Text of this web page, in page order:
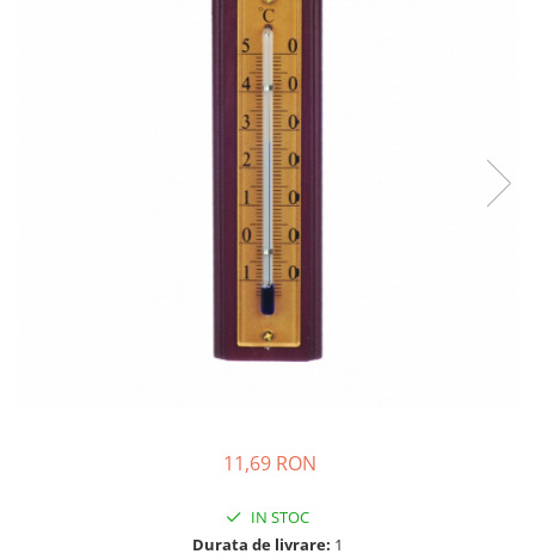
Tratamente si seruri pentru ten
Articole igiena dentara copii
Ser fiziologic si comprese sterile
Masti chirurgicale medicale
11,69 RON
IN STOC
Durata de livrare: 1